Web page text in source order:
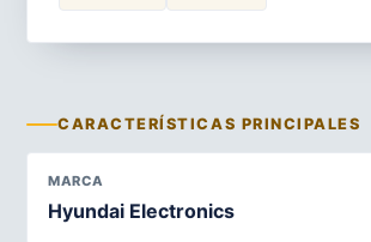
CARACTERÍSTICAS PRINCIPALES
MARCA
Hyundai Electronics